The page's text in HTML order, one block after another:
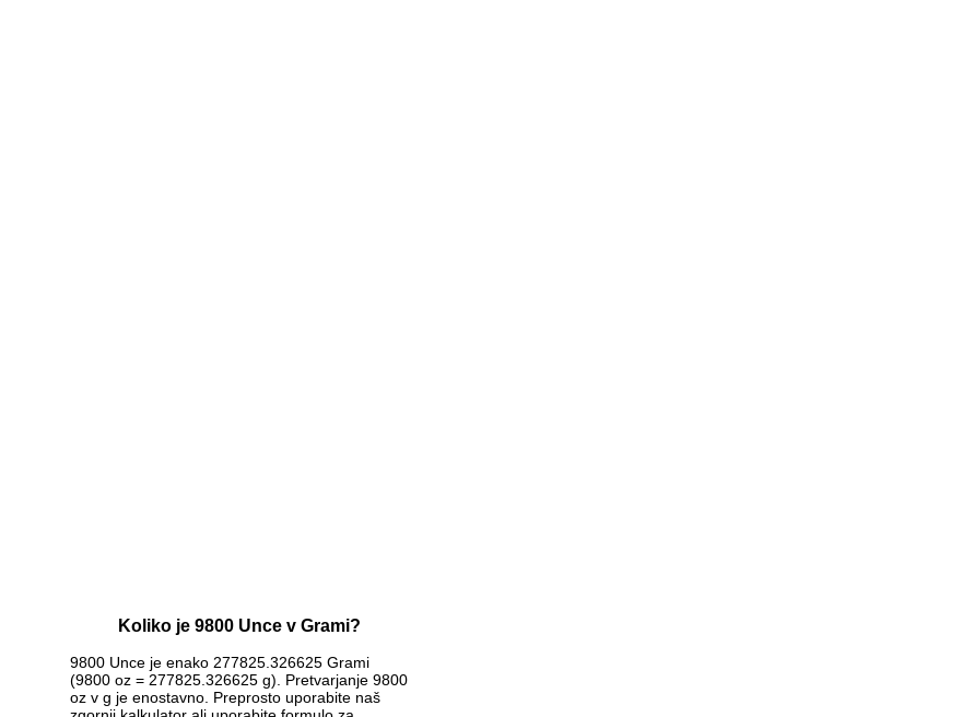
Koliko je 9800 Unce v Grami?
9800 Unce je enako 277825.326625 Grami
(9800 oz = 277825.326625 g). Pretvarjanje 9800
oz v g je enostavno. Preprosto uporabite naš